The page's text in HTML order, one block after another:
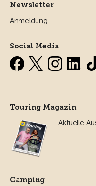
Newsletter
Anmeldung
Social Media
Touring Magazin
Aktuelle
Camping